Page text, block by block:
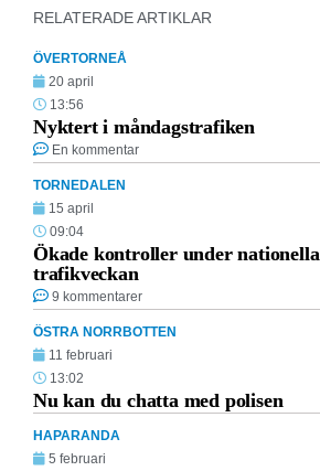
RELATERADE ARTIKLAR
ÖVERTORNEÅ
20 april
13:56
Nyktert i måndagstrafiken
En kommentar
TORNEDALEN
15 april
09:04
Ökade kontroller under nationella
trafikveckan
9 kommentarer
ÖSTRA NORRBOTTEN
11 februari
13:02
Nu kan du chatta med polisen
HAPARANDA
5 februari